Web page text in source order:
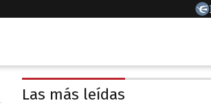
Las más leídas